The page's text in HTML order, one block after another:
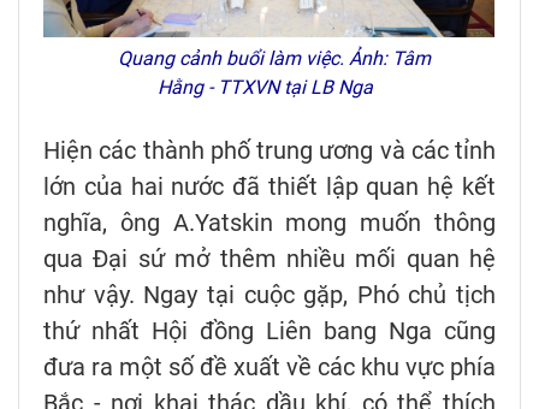
Quang cảnh buổi làm việc. Ảnh: Tâm
Hằng - TTXVN tại LB Nga
Hiện các thành phố trung ương và các tỉnh
lớn của hai nước đã thiết lập quan hệ kết
nghĩa, ông A.Yatskin mong muốn thông
qua Đại sứ mở thêm nhiều mối quan hệ
như vậy. Ngay tại cuộc gặp, Phó chủ tịch
thứ nhất Hội đồng Liên bang Nga cũng
đưa ra một số đề xuất về các khu vực phía